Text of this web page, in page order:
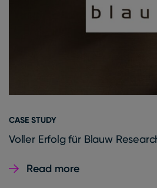
CASE STUDY
Voller Erfolg für Blauw
Read more